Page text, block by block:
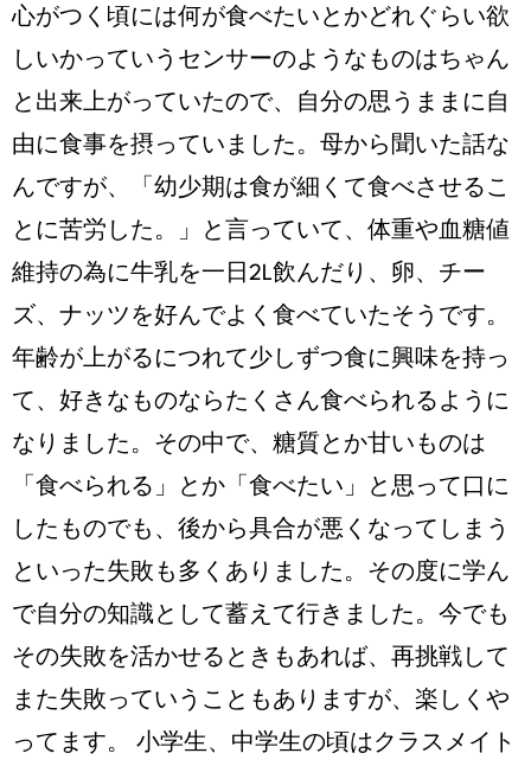
心がつく頃には何が食べたいとかどれぐらい欲
しいかっていうセンサーのようなものはちゃん
と出来上がっていたので、自分の思うままに自
由に食事を摂っていました。母から聞いた話な
んですが、「幼少期は食が細くて食べさせるこ
とに苦労した。」と言っていて、体重や血糖値
維持の為に牛乳を一日2L飲んだり、卵、チー
ズ、ナッツを好んでよく食べていたそうです。
年齢が上がるにつれて少しずつ食に興味を持っ
て、好きなものならたくさん食べられるように
なりました。その中で、糖質とか甘いものは
「食べられる」とか「食べたい」と思って口に
したものでも、後から具合が悪くなってしまう
といった失敗も多くありました。その度に学ん
で自分の知識として蓄えて行きました。今でも
その失敗を活かせるときもあれば、再挑戦して
また失敗っていうこともありますが、楽しくや
ってます。 小学生、中学生の頃はクラスメイト